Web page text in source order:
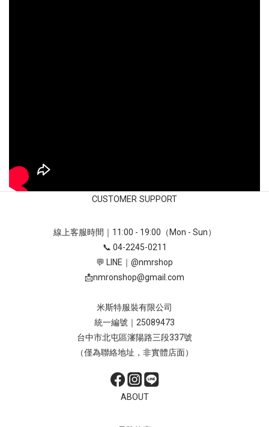
CUSTOMER SUPPORT
線上客服時間｜11:00 - 19:00（Mon - Sun）
📞 04-2245-0211
💬 LINE｜ @nmrshop
📩nmronshop@gmail.com
米斯特服裝有限公司
統一編號｜25089473
台中市北屯區瀋陽路三段337號
（僅為聯絡地址，非實體店面）
ABOUT